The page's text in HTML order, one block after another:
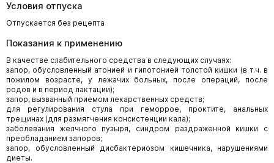
Условия отпуска
Отпускается без рецепта
Показания к применению
В качестве слабительного средства в следующих случаях:
запор, обусловленный атонией и гипотонией толстой кишки (в т.ч. в
пожилом возрасте, у лежачих больных, после операций, после
родов и в период лактации);
запор, вызванный приемом лекарственных средств;
для регулирования стула при геморрое, проктите, анальных
трещинах (для размягчения консистенции кала);
заболевания желчного пузыря, синдром раздраженной кишки с
преобладанием запоров;
запор, обусловленный дисбактериозом кишечника, нарушениями
диеты.